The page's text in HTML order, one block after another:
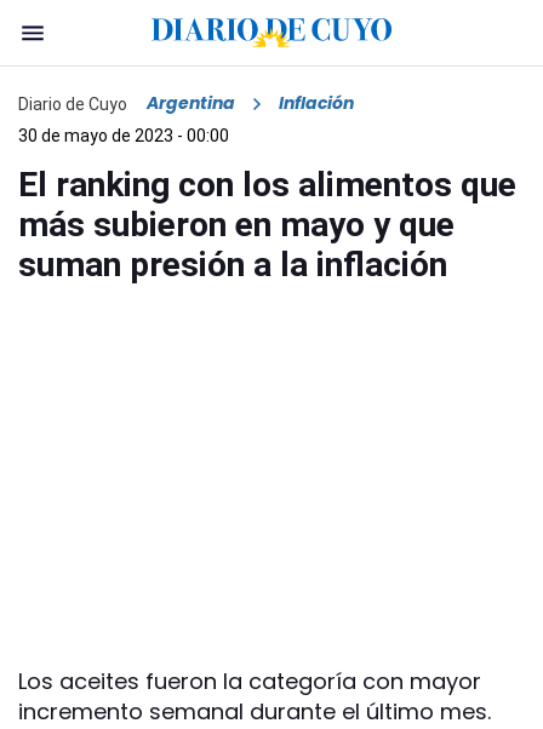
Diario de Cuyo Argentina Inflación
30 de mayo de 2023 - 00:00
El ranking con los alimentos que
más subieron en mayo y que
suman presión a la inflación
Los aceites fueron la categoría con mayor
incremento semanal durante el último mes.